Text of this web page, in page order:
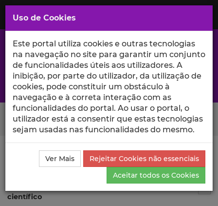
Saltar
para
Conteúdo
Principal
A excelência da investigação e ciência no Iscte
Search Button
Ciência_Iscte Publicações
Descrição Detalhada da
Publicação
científico
Uso de Cookies
Este portal utiliza cookies e outras tecnologias
na navegação no site para garantir um conjunto
de funcionalidades úteis aos utilizadores. A
inibição, por parte do utilizador, da utilização de
cookies, pode constituir um obstáculo à
navegação e à correta interação com as
funcionalidades do portal. Ao usar o portal, o
utilizador está a consentir que estas tecnologias
sejam usadas nas funcionalidades do mesmo.
Ver Mais
Rejeitar Cookies não essenciais
Aceitar todos os Cookies